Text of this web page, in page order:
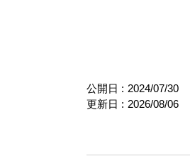
公開日 : 2024/07/30
更新日 : 2026/08/06